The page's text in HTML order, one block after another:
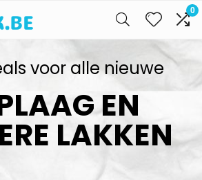
0
voor alle nieuwe
EN
LAKKEN